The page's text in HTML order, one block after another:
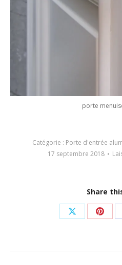
porte
Catégorie : Porte d'entrée
17 septembre 2018
Share
Partager
X